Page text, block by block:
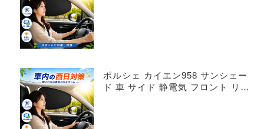
ポルシェ カイエン958 サンシェー
ド 車 サイド 静電気 フロント リア